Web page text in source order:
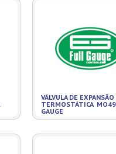
VÁLVULA DE EXPANSÃO
TERMOSTÁTICA MO49
GAUGE